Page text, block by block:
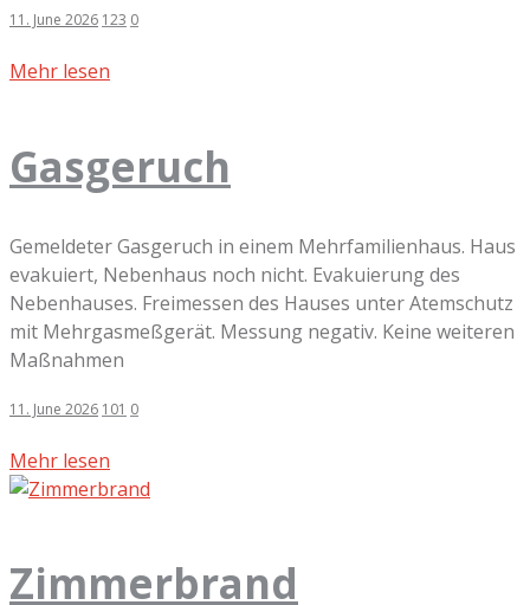
11. June 2026 123 0
Mehr lesen
Gasgeruch
Gemeldeter Gasgeruch in einem Mehrfamilienhaus. Haus
evakuiert, Nebenhaus noch nicht. Evakuierung des
Nebenhauses. Freimessen des Hauses unter Atemschutz
mit Mehrgasmeßgerät. Messung negativ. Keine weiteren
Maßnahmen
11. June 2026 101 0
Mehr lesen
Zimmerbrand